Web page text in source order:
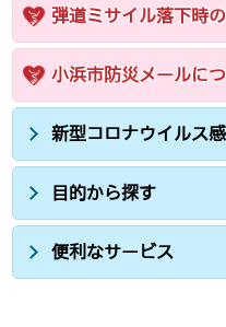
弾道ミサイル落下時
小浜市防災メールに
新型コロナウイルス
目的から探す
便利なサービス